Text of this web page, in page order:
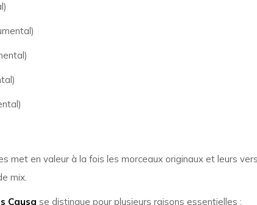
met en valeur à la fois les morceaux originaux et leurs
mix.
Causa se distingue pour plusieurs raisons essentielles :